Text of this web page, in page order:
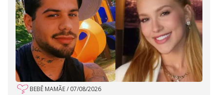
BEBÊ MAMÃE/ 07/08/2026